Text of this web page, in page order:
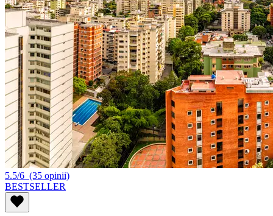
5.5/6 (35 opinii)
BESTSELLER